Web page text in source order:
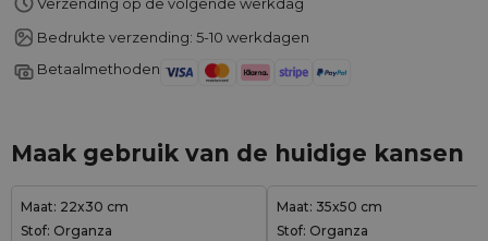
Bedrukte verzending: 5-10 werkdagen
Betaalmethoden
Maak gebruik van de huidige kansen
Maat: 22x30 cm
Stof: Organza
Maat: 35x50 cm
Stof: Organza